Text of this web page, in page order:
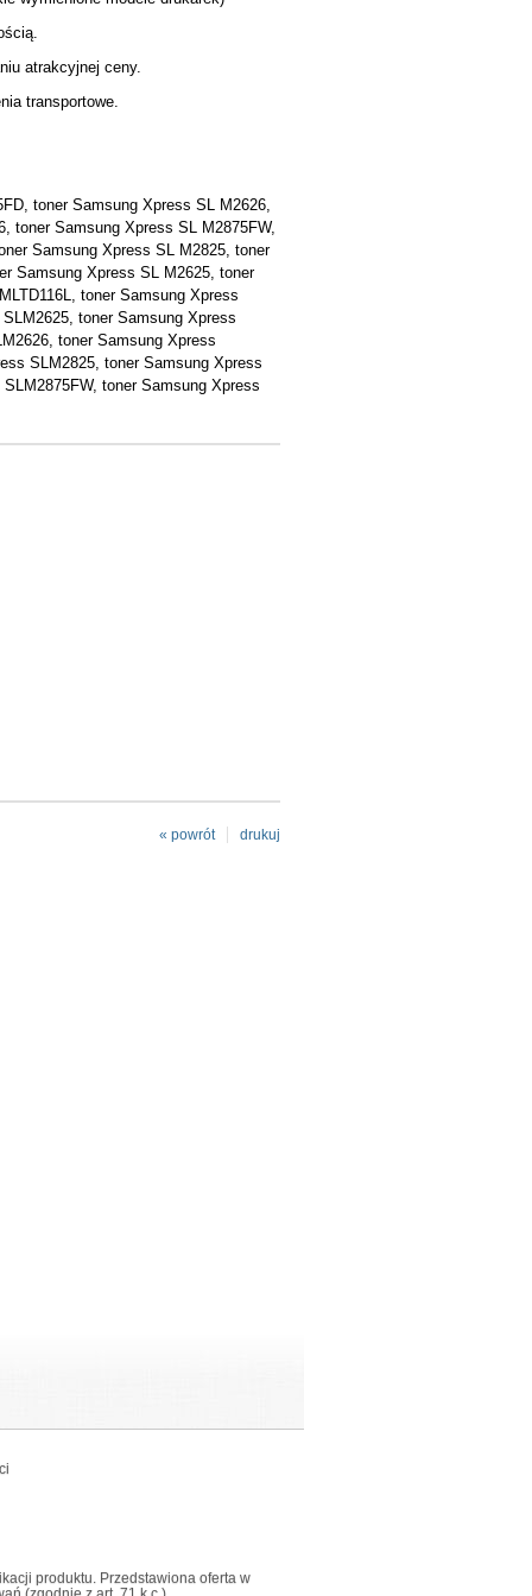
atrakcyjnej ceny.
transportowe.
toner Samsung Xpress SL M2626,
toner Samsung Xpress SL M2875FW,
Samsung Xpress SL M2825, toner
Samsung Xpress SL M2625, toner
toner Samsung Xpress
toner Samsung Xpress
toner Samsung Xpress
SLM2825, toner Samsung Xpress
toner Samsung Xpress
drukuj
« powrót
produktu. Przedstawiona oferta w